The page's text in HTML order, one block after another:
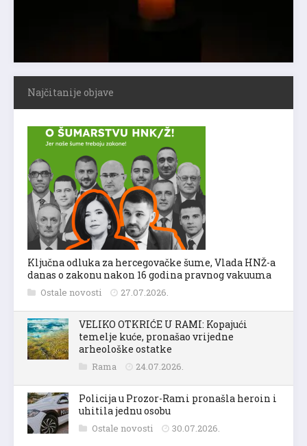
Najčitanije objave
Ključna odluka za hercegovačke šume, Vlada HNŽ-a
danas o zakonu nakon 16 godina pravnog vakuuma
Ostale novosti 27.07.2026.
VELIKO OTKRIĆE U RAMI: Kopajući
temelje kuće, pronašao vrijedne
arheološke ostatke
Rama 24.07.2026.
Policija u Prozor-Rami pronašla heroin i
uhitila jednu osobu
Ostale novosti 30.07.2026.